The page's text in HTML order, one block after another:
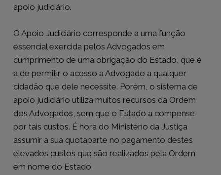
apoio judiciário.
O Apoio Judiciário corresponde a uma função
essencial exercida pelos Advogados em
cumprimento de uma obrigação do Estado, que é
a de permitir o acesso a Advogado a qualquer
cidadão que dele necessite. Porém, o sistema de
apoio judiciário utiliza muitos recursos da Ordem
dos Advogados, sem que o Estado a compense
por tais custos. É hora do Ministério da Justiça
assumir a sua quotaparte no pagamento destes
elevados custos que são realizados pela Ordem
em nome do Estado.